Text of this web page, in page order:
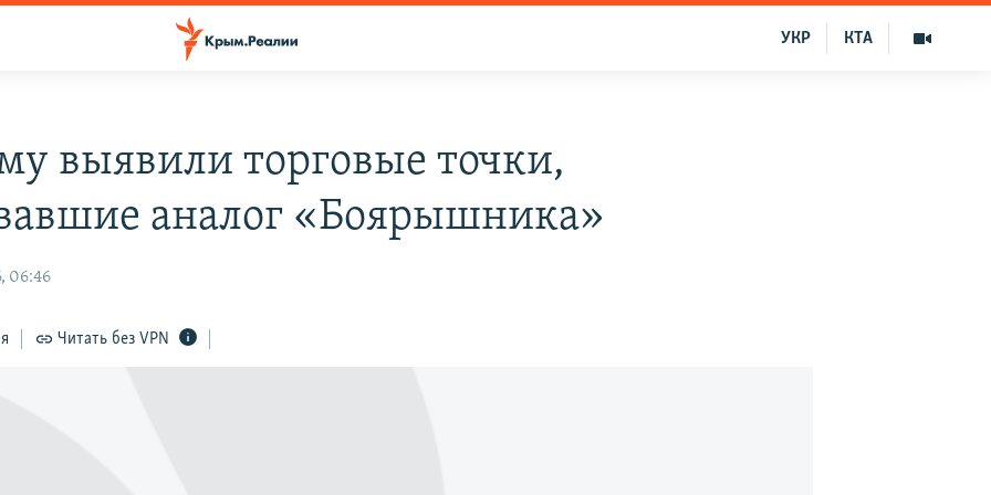
КТА
УКР
выявили торговые точки,
аналог «Боярышника»
06:46
Читать без VPN